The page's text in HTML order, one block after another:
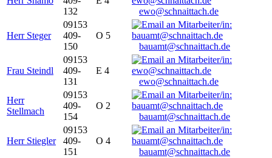
132
ewo@schnaittach.de
Herr Steger
09153
409-
150
O 5
bauamt@schnaittach.de
Frau Steindl
09153
409-
131
E 4
ewo@schnaittach.de
Herr
Stellmach
09153
409-
154
O 2
bauamt@schnaittach.de
Herr Stiegler
09153
409-
151
O 4
bauamt@schnaittach.de